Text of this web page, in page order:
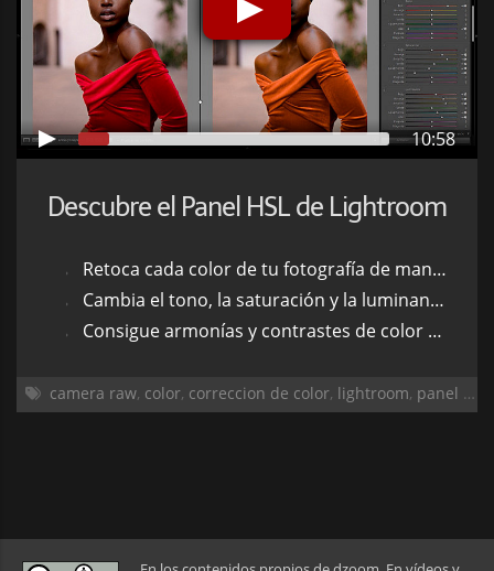
10:58
Descubre el Panel HSL de Lightroom
Retoca cada color de tu fotografía de manera independiente
Cambia el tono, la saturación y la luminancia de cada color a tu antojo
Consigue armonías y contrastes de color de manera sencilla
camera raw, color, correccion de color, lightroom, panel hsl